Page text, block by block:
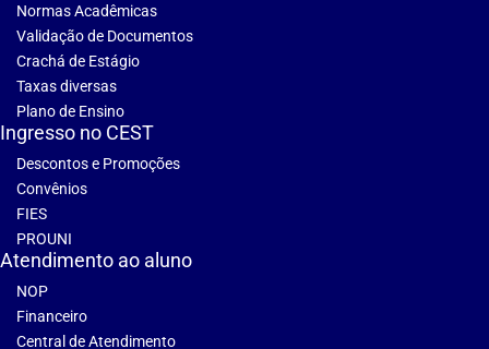
Normas Acadêmicas
Validação de Documentos
Crachá de Estágio
Taxas diversas
Plano de Ensino
Ingresso no CEST
Descontos e Promoções
Convênios
FIES
PROUNI
Atendimento ao aluno
NOP
Financeiro
Central de Atendimento